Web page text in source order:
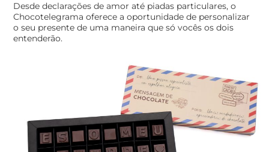
Desde declarações de amor até piadas particulares, o
Chocotelegrama oferece a oportunidade de personalizar
o seu presente de uma maneira que só vocês os dois
entenderão.